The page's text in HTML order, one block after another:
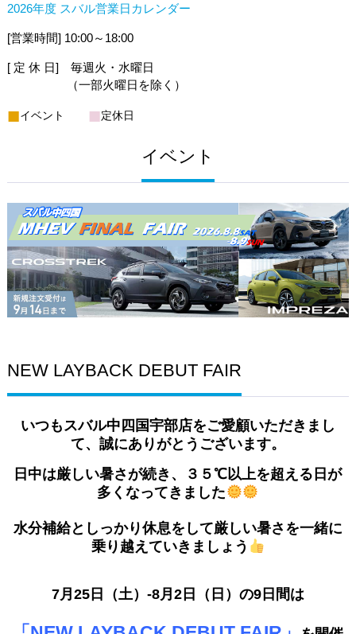
2026年度 スバル営業日カレンダー
[営業時間] 10:00～18:00
[ 定 休 日] 毎週火・水曜日
（一部火曜日を除く）
■イベント ■定休日
イベント
NEW LAYBACK DEBUT FAIR
いつもスバル中四国宇部店をご愛顧いただきまし
て、誠にありがとうございます。
日中は厳しい暑さが続き、３５℃以上を超える日が
多くなってきました
水分補給としっかり休息をして厳しい暑さを一緒に
乗り越えていきましょう
7月25日（土）‐8月2日（日）の9日間は